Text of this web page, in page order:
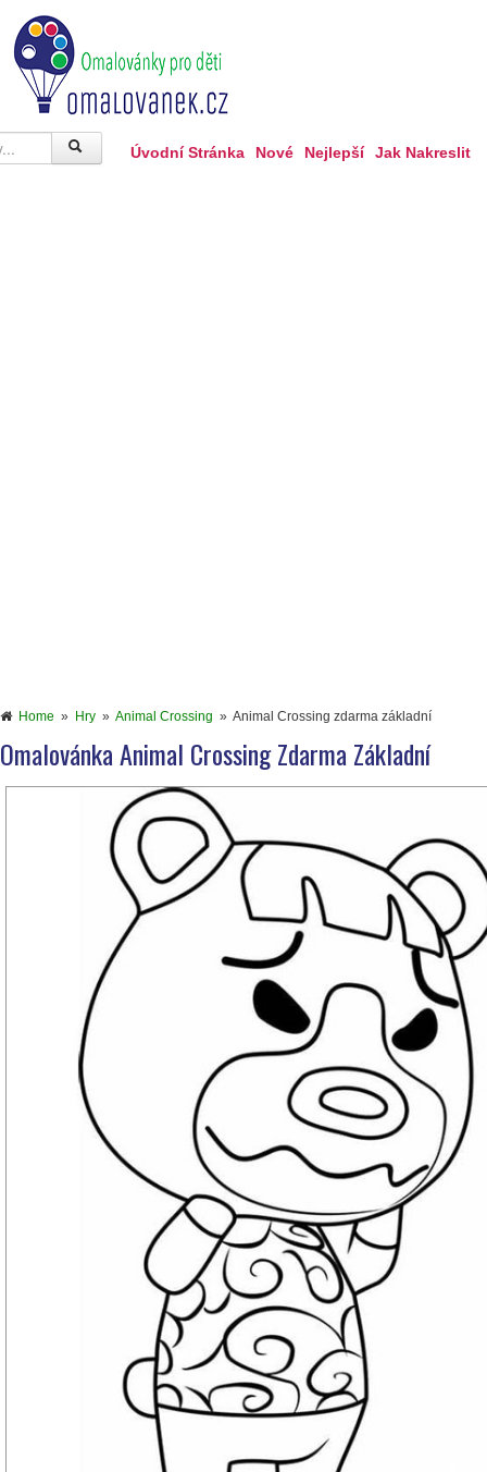
Úvodní Stránka Nové Nejlepší Jak Nakreslit
Home » Hry » Animal Crossing » Animal Crossing zdarma základní
Omalovánka Animal Crossing Zdarma Základní